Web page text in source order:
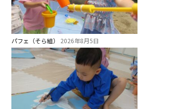
パフェ（そら組） 2026年8月5日